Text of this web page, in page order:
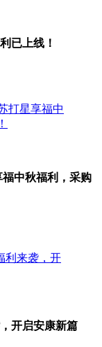
已上线！
中秋福利，采购
开启安康新篇